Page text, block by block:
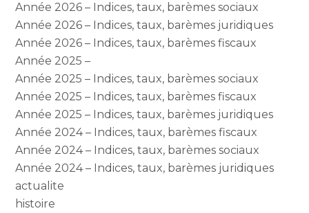
Année 2026 – Indices, taux, barèmes sociaux
Année 2026 – Indices, taux, barèmes juridiques
Année 2026 – Indices, taux, barèmes fiscaux
Année 2025 –
Année 2025 – Indices, taux, barèmes sociaux
Année 2025 – Indices, taux, barèmes fiscaux
Année 2025 – Indices, taux, barèmes juridiques
Année 2024 – Indices, taux, barèmes fiscaux
Année 2024 – Indices, taux, barèmes sociaux
Année 2024 – Indices, taux, barèmes juridiques
actualite
histoire